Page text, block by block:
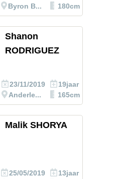
Byron B...
180cm
Shanon
RODRIGUEZ
23/11/2019
Anderle...
19jaar
165cm
Malik SHORYA
25/05/2019
13jaar